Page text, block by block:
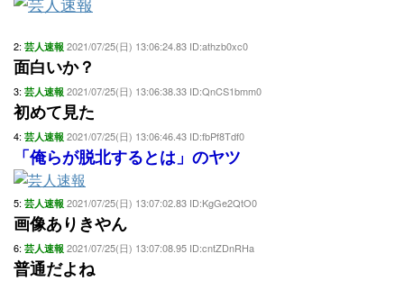
2: 芸人速報 2021/07/25(日) 13:06:24.83 ID:athzb0xc0
面白いか？
3: 芸人速報 2021/07/25(日) 13:06:38.33 ID:QnCS1bmm0
初めて見た
4: 芸人速報 2021/07/25(日) 13:06:46.43 ID:fbPf8Tdf0
「俺らが脱北するとは」のヤツ
5: 芸人速報 2021/07/25(日) 13:07:02.83 ID:KgGe2QtO0
画像ありきやん
6: 芸人速報 2021/07/25(日) 13:07:08.95 ID:cntZDnRHa
普通だよね